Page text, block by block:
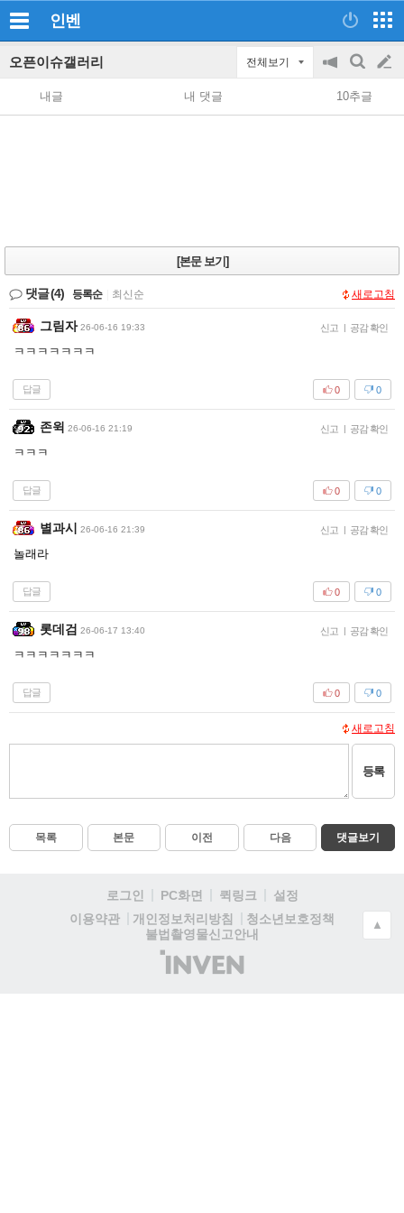
인벤
오픈이슈갤러리 전체보기
공
지
on/off
검
색
글
쓰
내글 내 댓글 10추글
[본문 보기]
댓글(4) 등록순 최신순 새로고침
그림자 26-06-16 19:33 신고 | 공감 확인
ㅋㅋㅋㅋㅋㅋㅋ
답글 0
0
존윅 26-06-16 21:19 신고 | 공감 확인
ㅋㅋㅋ
답글 0
0
별과시 26-06-16 21:39 신고 | 공감 확인
놀래라
답글 0
0
롯데검 26-06-17 13:40 신고 | 공감 확인
ㅋㅋㅋㅋㅋㅋㅋ
답글 0
0
새로고침
등록
목록 본문 이전 다음 댓글보기
로그인 PC화면 퀵링크
설정
이용약관
개인정보처리방침
청소년보호정책
불법촬영물신고안내
(주)
인
▲